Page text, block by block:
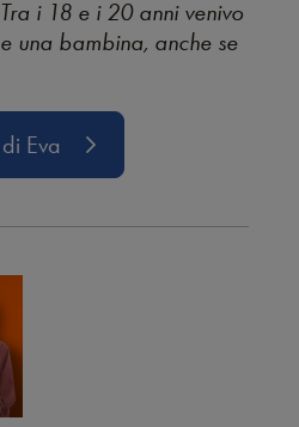
i 18 e i 20 anni venivo
una bambina, anche se
Eva